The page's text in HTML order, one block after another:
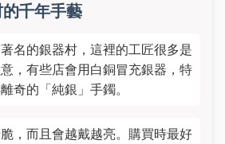
千年手藝
名的銀器村，這裡的工匠很多是
，有些店會用白銅冒充銀器，特
奇的「純銀」手鐲。
，而且會越戴越亮。購買時最好